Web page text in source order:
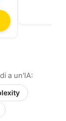
a un'IA: